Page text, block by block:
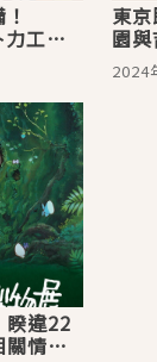
工作
31日
東
園
城堡
場
2024
睽違22
情報